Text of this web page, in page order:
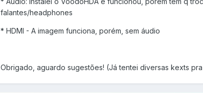
falantes/headphones
* HDMI - A imagem funciona, porém, sem áudio
Obrigado, aguardo sugestões! (Já tentei diversas kexts